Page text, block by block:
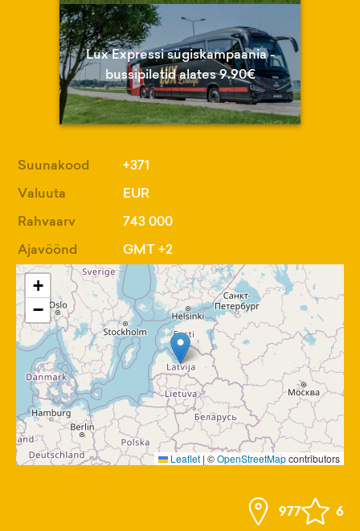
Lux Expressi sügiskampaania -
bussipiletid alates 9.90€
Suunakood
+371
Valuuta
EUR
Rahvaarv
743 000
Ajavöönd
GMT +2
+
−
Leaflet | ©OpenStreetMapcontributors
977 6